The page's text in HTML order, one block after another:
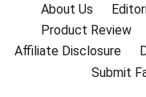
About Us
Product Review
Affiliate Disclosure
Submit